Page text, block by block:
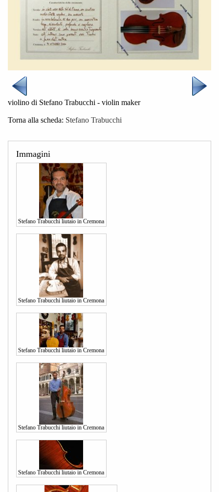
violino di Stefano Trabucchi - violin maker
Torna alla scheda: Stefano Trabucchi
Immagini
Stefano Trabucchi liutaio in Cremona
Stefano Trabucchi liutaio in Cremona
Stefano Trabucchi liutaio in Cremona
Stefano Trabucchi liutaio in Cremona
Stefano Trabucchi liutaio in Cremona